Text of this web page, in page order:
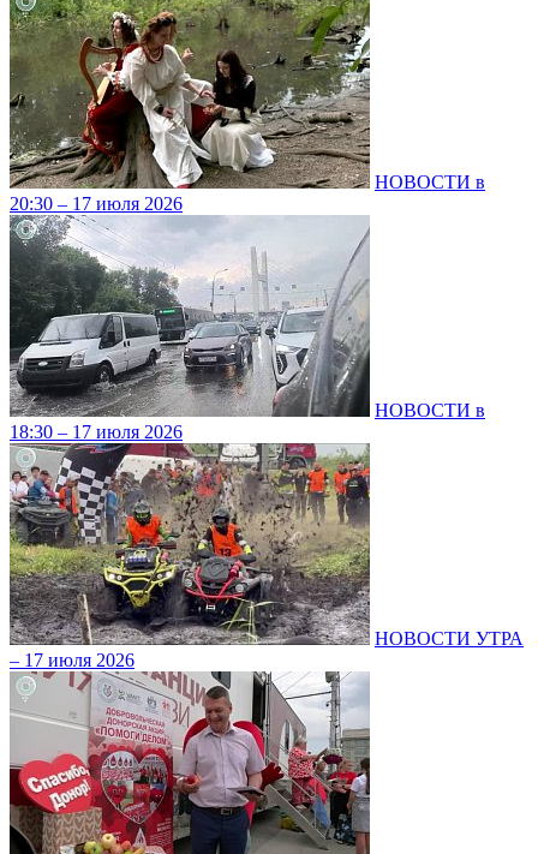
НОВОСТИ в
20:30 – 17 июля 2026
НОВОСТИ в
18:30 – 17 июля 2026
НОВОСТИ УТРА
– 17 июля 2026